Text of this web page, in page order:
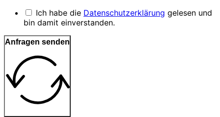
Ich habe die Datenschutzerklärung gelesen und
bin damit einverstanden.
Anfragen senden